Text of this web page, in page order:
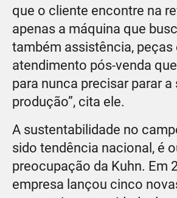
que o cliente encontre na
apenas a máquina que
também assistência, peças
atendimento pós-venda
para nunca precisar parar a
produção”, cita ele.
A sustentabilidade no
sido tendência nacional, é
preocupação da Kuhn. Em
empresa lançou cinco